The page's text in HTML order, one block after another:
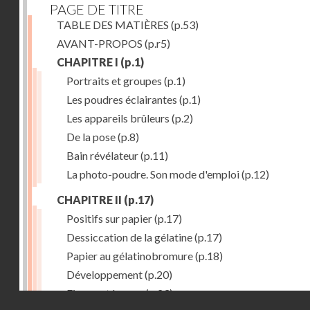
PAGE DE TITRE
TABLE DES MATIÈRES (p.53)
AVANT-PROPOS (p.r5)
CHAPITRE I (p.1)
Portraits et groupes (p.1)
Les poudres éclairantes (p.1)
Les appareils brûleurs (p.2)
De la pose(p.8)
Bain révélateur(p.11)
La photo-poudre. Son mode d'emploi(p.12)
CHAPITRE II (p.17)
Positifs sur papier(p.17)
Dessiccation de la gélatine(p.17)
Papier au gélatinobromure(p.18)
Développement(p.20)
Fixage et lavage(p.23)